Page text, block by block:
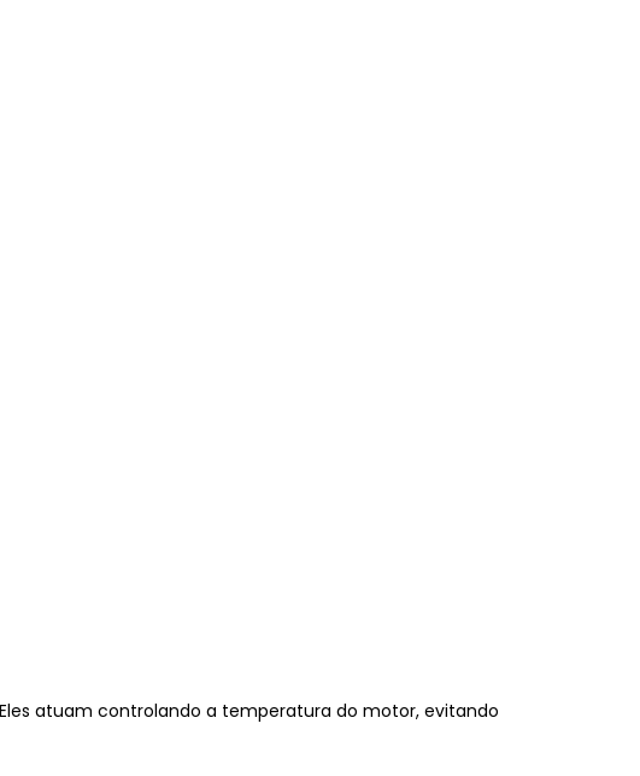
atuam controlando a temperatura do motor, evitando